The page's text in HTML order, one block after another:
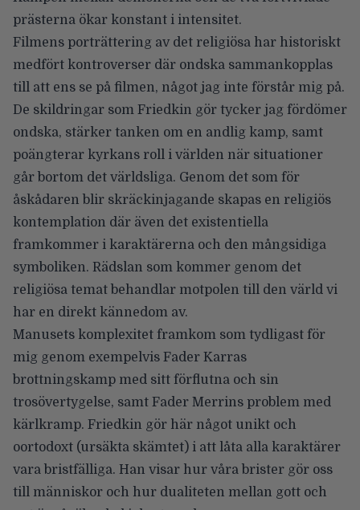
prästerna ökar konstant i intensitet.
Filmens porträttering av det religiösa har historiskt
medfört kontroverser där ondska sammankopplas
till att ens se på filmen, något jag inte förstår mig på.
De skildringar som Friedkin gör tycker jag fördömer
ondska, stärker tanken om en andlig kamp, samt
poängterar kyrkans roll i världen när situationer
går bortom det världsliga. Genom det som för
åskådaren blir skräckinjagande skapas en religiös
kontemplation där även det existentiella
framkommer i karaktärerna och den mångsidiga
symboliken. Rädslan som kommer genom det
religiösa temat behandlar motpolen till den värld vi
har en direkt kännedom av.
Manusets komplexitet framkom som tydligast för
mig genom exempelvis Fader Karras
brottningskamp med sitt förflutna och sin
trosövertygelse, samt Fader Merrins problem med
kärlkramp. Friedkin gör här något unikt och
oortodoxt (ursäkta skämtet) i att låta alla karaktärer
vara bristfälliga. Han visar hur våra brister gör oss
till människor och hur dualiteten mellan gott och